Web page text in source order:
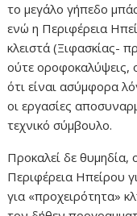
το μεγάλο γήπεδο
ενώ η Περιφέρεια
κλειστά (Ξιφασκίας-
ούτε οροφοκαλύψεις,
ότι είναι ασύμφορα
οι εργασίες
τεχνικό σύμβουλο.
Προκαλεί δε θυμηδία,
Περιφέρεια Ηπείρου
για «προχειρότητα»